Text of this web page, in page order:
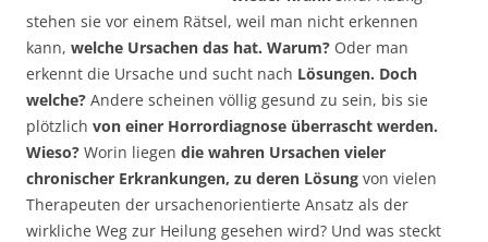
stehen sie vor einem Rätsel, weil man nicht erkennen
kann, welche Ursachen das hat. Warum? Oder man
erkennt die Ursache und sucht nach Lösungen. Doch
welche? Andere scheinen völlig gesund zu sein, bis sie
plötzlich von einer Horrordiagnose überrascht werden.
Wieso? Worin liegen die wahren Ursachen vieler
chronischer Erkrankungen, zu deren Lösung von vielen
Therapeuten der ursachenorientierte Ansatz als der
wirkliche Weg zur Heilung gesehen wird? Und was steckt